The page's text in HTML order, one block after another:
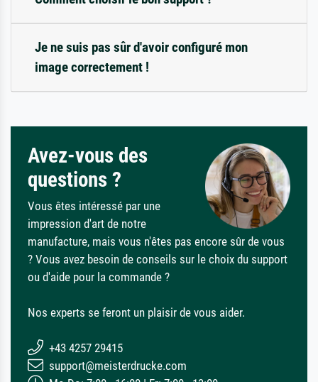
Je ne suis pas sûr d'avoir configuré mon
image correctement !
Avez-vous des
questions ?
Vous êtes intéressé par une
impression d'art de notre
manufacture, mais vous n'êtes pas encore sûr de vous
? Vous avez besoin de conseils sur le choix du support
ou d'aide pour la commande ?
Nos experts se feront un plaisir de vous aider.
+43 4257 29415
support@meisterdrucke.com